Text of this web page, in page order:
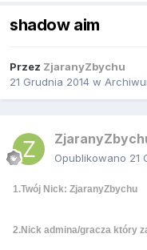
shadow aim
Przez ZjaranyZbychu
21 Grudnia 2014 w
Opublikowano 21
1.Twój Nick: ZjaranyZbychu
2.Nick admina/gracza który